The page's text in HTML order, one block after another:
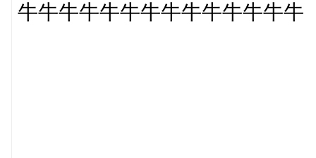
牛牛牛牛牛牛牛牛牛牛牛牛牛牛